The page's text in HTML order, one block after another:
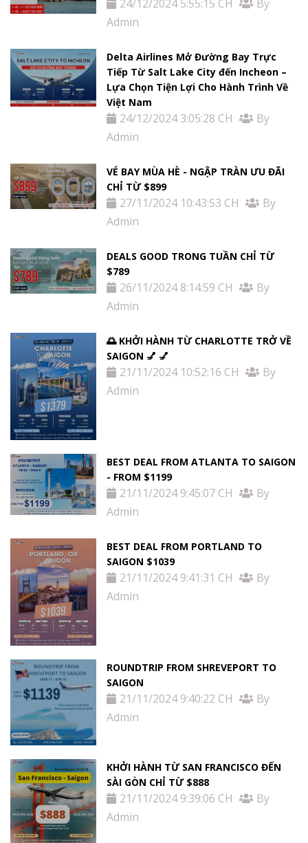
24/12/2024 5:55:15 CH
By
Admin
Delta Airlines Mở Đường Bay Trực
Tiếp Từ Salt Lake City đến Incheon –
Lựa Chọn Tiện Lợi Cho Hành Trình Về
Việt Nam
24/12/2024 3:05:28 CH
By
Admin
VÉ BAY MÙA HÈ - NGẬP TRÀN ƯU ĐÃI
CHỈ TỪ $899
27/11/2024 10:43:53 CH
By
Admin
DEALS GOOD TRONG TUẦN CHỈ TỪ
$789
26/11/2024 8:14:59 CH
By
Admin
🌅 KHỞI HÀNH TỪ CHARLOTTE TRỞ VỀ
SAIGON 💅 💅
21/11/2024 10:52:16 CH
By
Admin
BEST DEAL FROM ATLANTA TO SAIGON
- FROM $1199
21/11/2024 9:45:07 CH
By
Admin
BEST DEAL FROM PORTLAND TO
SAIGON $1039
21/11/2024 9:41:31 CH
By
Admin
ROUNDTRIP FROM SHREVEPORT TO
SAIGON
21/11/2024 9:40:22 CH
By
Admin
KHỞI HÀNH TỪ SAN FRANCISCO ĐẾN
SÀI GÒN CHỈ TỪ $888
21/11/2024 9:39:06 CH
By
Admin